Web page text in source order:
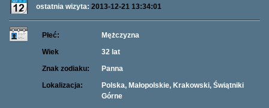
ostatnia wizyta: 2013-12-21 13:34:01
Płeć:
Mężczyzna
Wiek
32 lat
Znak zodiaku:
Panna
Lokalizacja:
Polska, Małopolskie, Krakowski, Świątniki
Górne